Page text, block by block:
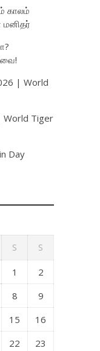
காலம்
மனிதர்
| World
Tiger
Day
S S
1
2
8
9
15
16
22
23